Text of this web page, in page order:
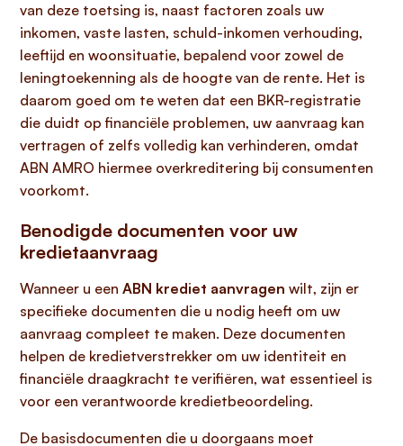
van deze toetsing is, naast factoren zoals uw
inkomen, vaste lasten, schuld-inkomen verhouding,
leeftijd en woonsituatie, bepalend voor zowel de
leningtoekenning als de hoogte van de rente. Het is
daarom goed om te weten dat een BKR-registratie
die duidt op financiële problemen, uw aanvraag kan
vertragen of zelfs volledig kan verhinderen, omdat
ABN AMRO hiermee overkreditering bij consumenten
voorkomt.
Benodigde documenten voor uw
kredietaanvraag
Wanneer u een ABN krediet aanvragen wilt, zijn er
specifieke documenten die u nodig heeft om uw
aanvraag compleet te maken. Deze documenten
helpen de kredietverstrekker om uw identiteit en
financiële draagkracht te verifiëren, wat essentieel is
voor een verantwoorde kredietbeoordeling.
De basisdocumenten die u doorgaans moet